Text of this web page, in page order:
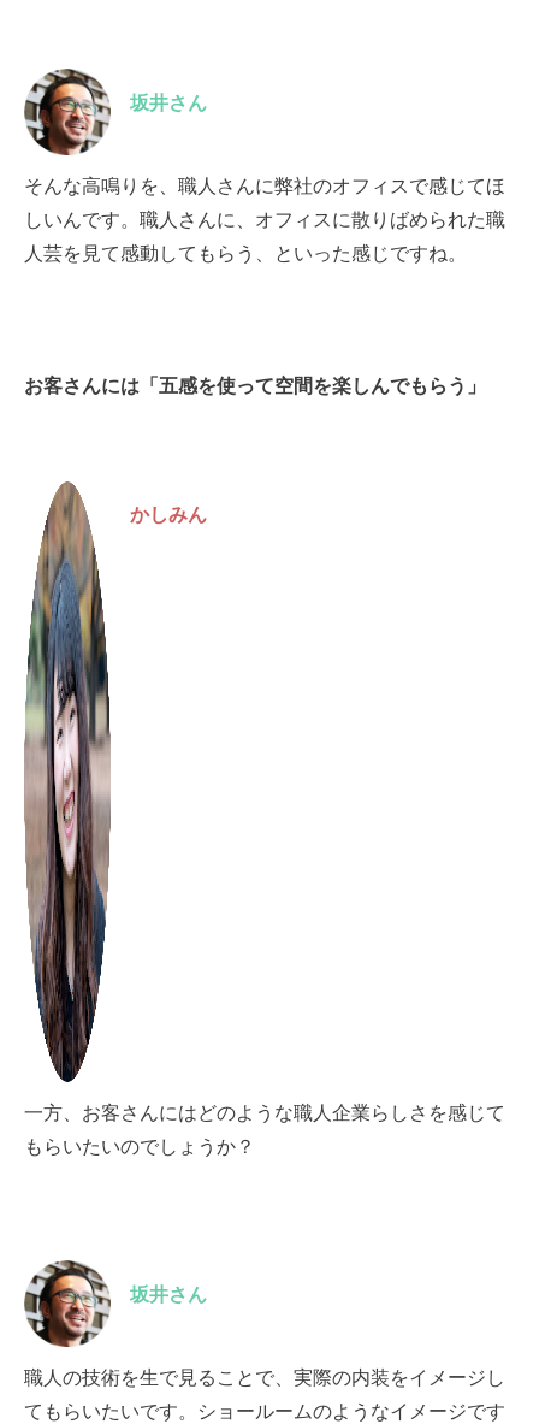
坂井さん
そんな高鳴りを、職人さんに弊社のオフィスで感じてほ
しいんです。職人さんに、オフィスに散りばめられた職
人芸を見て感動してもらう、といった感じですね。
お客さんには「五感を使って空間を楽しんでもらう」
かしみん
一方、お客さんにはどのような職人企業らしさを感じて
もらいたいのでしょうか？
坂井さん
職人の技術を生で見ることで、実際の内装をイメージし
てもらいたいです。ショールームのようなイメージです